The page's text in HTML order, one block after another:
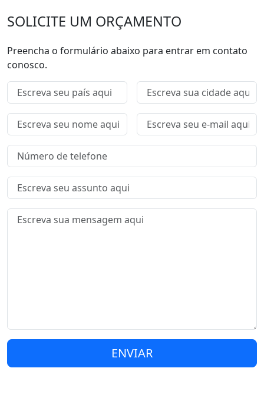
SOLICITE UM ORÇAMENTO
Preencha o formulário abaixo para entrar em contato
conosco.
ENVIAR